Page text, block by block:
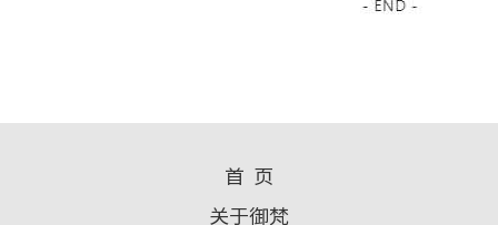
首 页
关于御梵